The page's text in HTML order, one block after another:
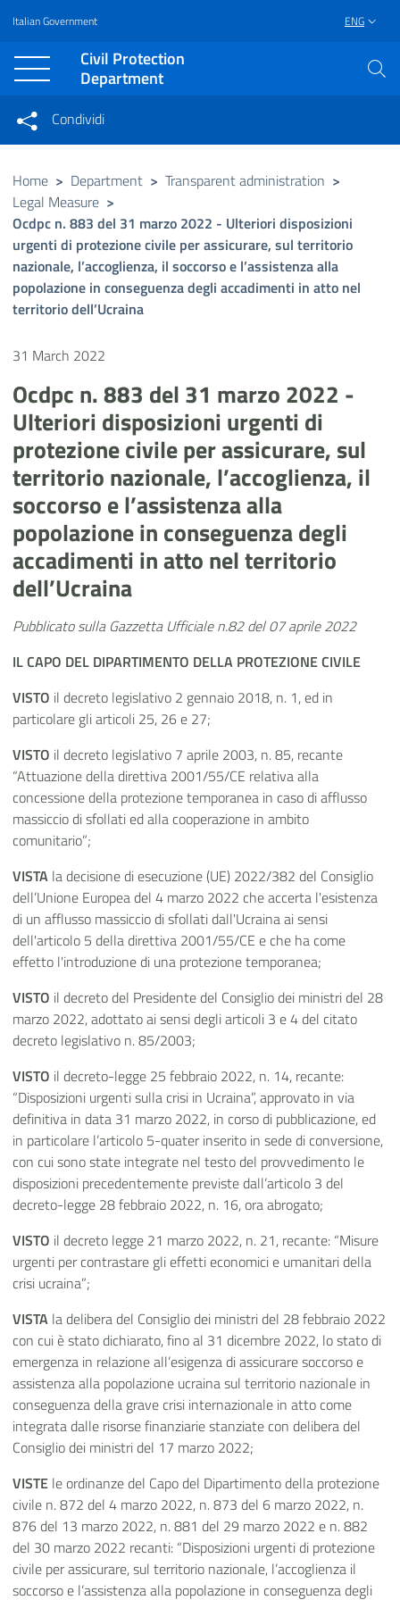
Vai al contenuto principale
Raggiungi il piè di pagina
Italian Government ENG
Civil Protection
Department
Condividi su Facebook
Condividi su Twitter
Condividi
Condividi sui social network
Home > Department > Transparent administration >
Legal Measure >
Ocdpc n. 883 del 31 marzo 2022 - Ulteriori disposizioni
urgenti di protezione civile per assicurare, sul territorio
nazionale, l’accoglienza, il soccorso e l’assistenza alla
popolazione in conseguenza degli accadimenti in atto nel
territorio dell’Ucraina
31 March 2022
Ocdpc n. 883 del 31 marzo 2022 -
Ulteriori disposizioni urgenti di
protezione civile per assicurare, sul
territorio nazionale, l’accoglienza, il
soccorso e l’assistenza alla
popolazione in conseguenza degli
accadimenti in atto nel territorio
dell’Ucraina
Pubblicato sulla Gazzetta Ufficiale n.82 del 07 aprile 2022
IL CAPO DEL DIPARTIMENTO DELLA PROTEZIONE CIVILE
VISTO il decreto legislativo 2 gennaio 2018, n. 1, ed in
particolare gli articoli 25, 26 e 27;
VISTO il decreto legislativo 7 aprile 2003, n. 85, recante
“Attuazione della direttiva 2001/55/CE relativa alla
concessione della protezione temporanea in caso di afflusso
massiccio di sfollati ed alla cooperazione in ambito
comunitario”;
VISTA la decisione di esecuzione (UE) 2022/382 del Consiglio
dell’Unione Europea del 4 marzo 2022 che accerta l'esistenza
di un afflusso massiccio di sfollati dall'Ucraina ai sensi
dell'articolo 5 della direttiva 2001/55/CE e che ha come
effetto l'introduzione di una protezione temporanea;
VISTO il decreto del Presidente del Consiglio dei ministri del 28
marzo 2022, adottato ai sensi degli articoli 3 e 4 del citato
decreto legislativo n. 85/2003;
VISTO il decreto-legge 25 febbraio 2022, n. 14, recante:
“Disposizioni urgenti sulla crisi in Ucraina”, approvato in via
definitiva in data 31 marzo 2022, in corso di pubblicazione, ed
in particolare l’articolo 5-quater inserito in sede di conversione,
con cui sono state integrate nel testo del provvedimento le
disposizioni precedentemente previste dall’articolo 3 del
decreto-legge 28 febbraio 2022, n. 16, ora abrogato;
VISTO il decreto legge 21 marzo 2022, n. 21, recante: “Misure
urgenti per contrastare gli effetti economici e umanitari della
crisi ucraina”;
VISTA la delibera del Consiglio dei ministri del 28 febbraio 2022
con cui è stato dichiarato, fino al 31 dicembre 2022, lo stato di
emergenza in relazione all’esigenza di assicurare soccorso e
assistenza alla popolazione ucraina sul territorio nazionale in
conseguenza della grave crisi internazionale in atto come
integrata dalle risorse finanziarie stanziate con delibera del
Consiglio dei ministri del 17 marzo 2022;
VISTE le ordinanze del Capo del Dipartimento della protezione
civile n. 872 del 4 marzo 2022, n. 873 del 6 marzo 2022, n.
876 del 13 marzo 2022, n. 881 del 29 marzo 2022 e n. 882
del 30 marzo 2022 recanti: “Disposizioni urgenti di protezione
civile per assicurare, sul territorio nazionale, l’accoglienza il
soccorso e l’assistenza alla popolazione in conseguenza degli